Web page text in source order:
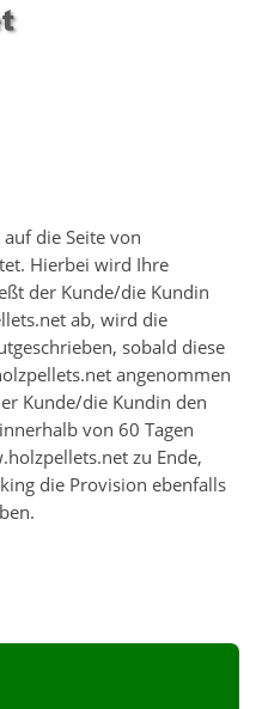
die Seite von
Hierbei wird Ihre
der Kunde/die Kundin
ab, wird die
sobald diese
angenommen
Kunde/die Kundin den
von 60 Tagen
zu Ende,
die Provision ebenfalls